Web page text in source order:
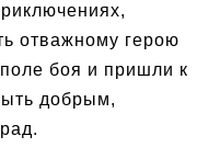
отважному герою
боя и пришли к
добрым,